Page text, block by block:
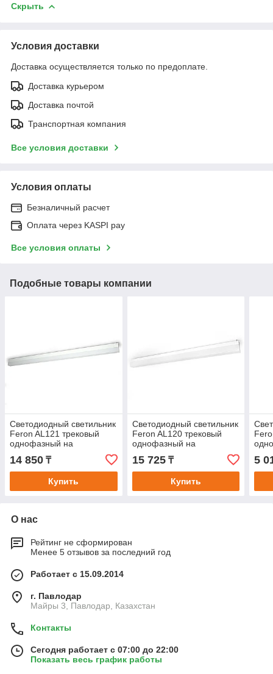
Скрыть
Условия доставки
Доставка осуществляется только по предоплате.
Доставка курьером
Доставка почтой
Транспортная компания
Все условия доставки
Условия оплаты
Безналичный расчет
Оплата через KASPI pay
Все условия оплаты
Подобные товары компании
Светодиодный светильник
Feron AL121 трековый
однофазный на
шинопровод 60W 4000K
160 градусов белый
14 850 ₸
Купить
Светодиодный светильник
Feron AL120 трековый
однофазный на
шинопровод 60W 4000K
160 градусов белый
15 725₸
Купить
60
5
О нас
Рейтинг не сформирован
Менее 5 отзывов за последний год
Работает с 15.09.2014
г. Павлодар
Майры 3, Павлодар, Казахстан
Контакты
Сегодня работает с 07:00 до 22:00
Показать весь график работы